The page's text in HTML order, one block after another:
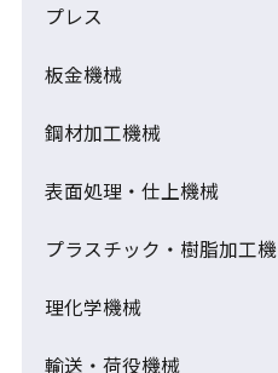
プレス
板金機械
鋼材加工機械
表面処理・仕上機械
プラスチック・樹脂加工機
理化学機械
輸送・荷役機械